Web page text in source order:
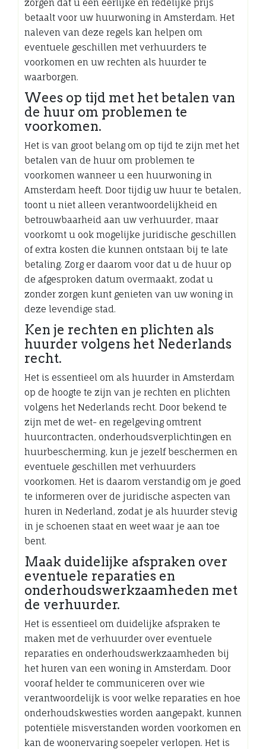
zorgen dat u een eerlijke en redelijke prijs
betaalt voor uw huurwoning in Amsterdam. Het
naleven van deze regels kan helpen om
eventuele geschillen met verhuurders te
voorkomen en uw rechten als huurder te
waarborgen.
Wees op tijd met het betalen van
de huur om problemen te
voorkomen.
Het is van groot belang om op tijd te zijn met het
betalen van de huur om problemen te
voorkomen wanneer u een huurwoning in
Amsterdam heeft. Door tijdig uw huur te betalen,
toont u niet alleen verantwoordelijkheid en
betrouwbaarheid aan uw verhuurder, maar
voorkomt u ook mogelijke juridische geschillen
of extra kosten die kunnen ontstaan bij te late
betaling. Zorg er daarom voor dat u de huur op
de afgesproken datum overmaakt, zodat u
zonder zorgen kunt genieten van uw woning in
deze levendige stad.
Ken je rechten en plichten als
huurder volgens het Nederlands
recht.
Het is essentieel om als huurder in Amsterdam
op de hoogte te zijn van je rechten en plichten
volgens het Nederlands recht. Door bekend te
zijn met de wet- en regelgeving omtrent
huurcontracten, onderhoudsverplichtingen en
huurbescherming, kun je jezelf beschermen en
eventuele geschillen met verhuurders
voorkomen. Het is daarom verstandig om je goed
te informeren over de juridische aspecten van
huren in Nederland, zodat je als huurder stevig
in je schoenen staat en weet waar je aan toe
bent.
Maak duidelijke afspraken over
eventuele reparaties en
onderhoudswerkzaamheden met
de verhuurder.
Het is essentieel om duidelijke afspraken te
maken met de verhuurder over eventuele
reparaties en onderhoudswerkzaamheden bij
het huren van een woning in Amsterdam. Door
vooraf helder te communiceren over wie
verantwoordelijk is voor welke reparaties en hoe
onderhoudskwesties worden aangepakt, kunnen
potentiële misverstanden worden voorkomen en
kan de woonervaring soepeler verlopen. Het is